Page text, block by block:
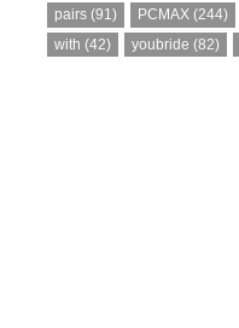
pairs (91) PCMAX (244)
with (42) youbride (82)